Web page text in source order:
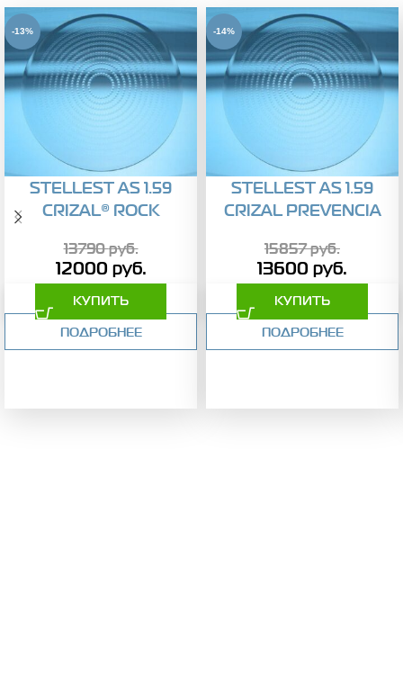
-13%
STELLEST AS 1.59
CRIZAL® ROCK
13790руб.
12000 руб.
КУПИТЬ
ПОДРОБНЕЕ
-14%
STELLEST AS 1.59
CRIZAL PREVENCIA
15857руб.
13600 руб.
КУПИТЬ
ПОДРОБНЕЕ